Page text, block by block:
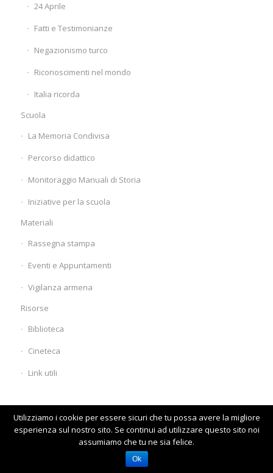
24 Aprile
Fatti e Testimonianze
Negazionismo turco
Riconoscimenti nel mondo
Italia ricorda
Scuola
La Memoria Condivisa
Percorso didattico
Monitoraggio Manuali di Storia
Iniziative per la scuola
Materiali
Rassegna stampa
Eventi e Appuntamenti
Vigilanza armena
Risorse
Biblioteca
Cineteca
Link utili
© www.comunitaarmena.it
Visita il vecchio sito
Utilizziamo i cookie per essere sicuri che tu possa avere la migliore
esperienza sul nostro sito. Se continui ad utilizzare questo sito noi
assumiamo che tu ne sia felice.
Ok